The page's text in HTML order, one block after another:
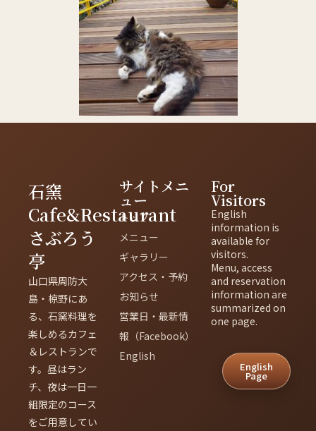
石窯
Cafe&Restaurant
さぶろう
亭
山口県周防大
島・椋野にあ
る、石窯料理を
楽しめるカフェ
＆レストランで
す。昼はラン
チ、夜は一日一
組限定のコース
をご用意してい
サイトメニ
ュー
トップ
メニュー
ギャラリー
アクセス・予約
お知らせ
営業日・最新情
報（Facebook）
English
For
Visitors
English
information is
available for
visitors.
Menu, access
and reservation
information are
summarized on
one page.
English
Page